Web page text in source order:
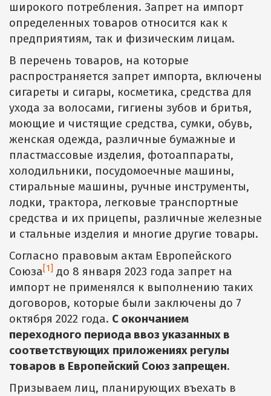
широкого потребления. Запрет на импорт
определенных товаров относится как к
предприятиям, так и физическим лицам.
В перечень товаров, на которые
распространяется запрет импорта, включены
сигареты и сигары, косметика, средства для
ухода за волосами, гигиены зубов и бритья,
моющие и чистящие средства, сумки, обувь,
женская одежда, различные бумажные и
пластмассовые изделия, фотоаппараты,
холодильники, посудомоечные машины,
стиральные машины, ручные инструменты,
лодки, трактора, легковые транспортные
средства и их прицепы, различные железные
и стальные изделия и многие другие товары.
Согласно правовым актам Европейского
Союза[1] до 8 января 2023 года запрет на
импорт не применялся к выполнению таких
договоров, которые были заключены до 7
октября 2022 года. С окончанием
переходного периода ввоз указанных в
соответствующих приложениях регулы
товаров в Европейский Союз запрещен.
Призываем лиц, планирующих въехать в